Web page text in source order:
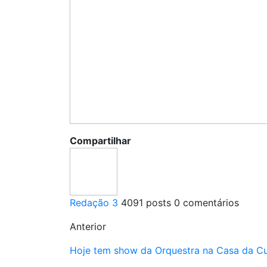
Compartilhar
Redação 3 4091 posts 0 comentários
Anterior
Hoje tem show da Orquestra na Casa da